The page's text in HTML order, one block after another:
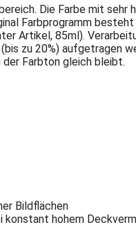
Die Farbe mit sehr
Farbprogramm besteht
Artikel, 85ml).
zu 20%) aufgetragen
Farbton gleich bleibt.
Bildflächen
hohem